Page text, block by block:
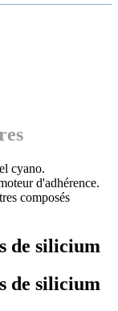
cyano.
d'adhérence.
composés
de silicium
de silicium